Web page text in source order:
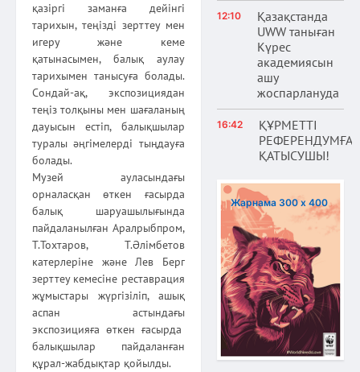
қазіргі заманға дейінгі
тарихын, теңізді зерттеу мен
игеру және кеме
қатынасымен, балық аулау
тарихымен танысуға болады.
Сондай-ақ, экспозициядан
теңіз толқыны мен шағаланың
дауысын естіп, балықшылар
туралы әңгімелерді тыңдауға
болады.
Музей ауласындағы
орналасқан өткен ғасырда
балық шаруашылығында
пайдаланылған Аралрыбпром,
Т.Тохтаров, Т.Әлімбетов
катерлеріне және Лев Берг
зерттеу кемесіне реставрация
жұмыстары жүргізіліп, ашық
аспан астындағы
экспозицияға өткен ғасырда
балықшылар пайдаланған
құрал-жабдықтар қойылды.
12:10
Қазақстанда
UWW таныған
Күрес
академиясын
ашу
жоспарлануда
16:42
ҚҰРМЕТТІ
РЕФЕРЕНДУМҒА
ҚАТЫСУШЫ!
Жарнама 300 х 400